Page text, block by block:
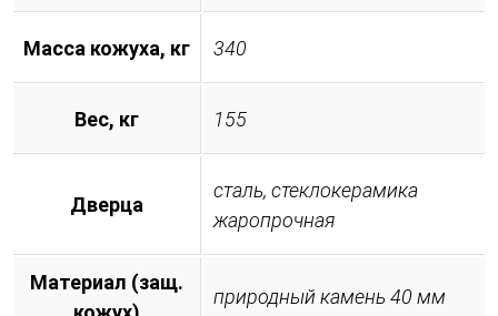
Масса кожуха, кг 340
Вес, кг 155
Дверца
сталь, стеклокерамика
жаропрочная
Материал (защ.
природный камень 40 мм